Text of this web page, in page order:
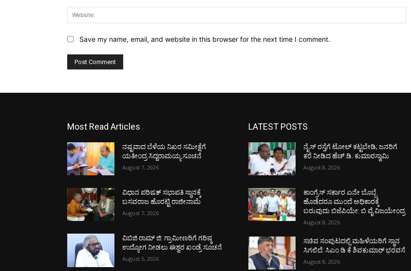
Save my name, email, and website in this browser for the next time I comment.
Most Read Articles
ನಷ್ಟವಾದ ಬೆಳೆಯ ನಿಖರ ಸಮೀಕ್ಷೆಗೆ
ಯತೀಂದ್ರ ಸಿದ್ದರಾಮಯ್ಯ ಸೂಚನೆ
August 7, 2026
ವಿಧಾನ ಪರಿಷತ್ ಸಭಾಪತಿ ಸ್ಥಾನಕ್ಕೆ
ಬಸವರಾಜ ಹೊರಟ್ಟಿ ರಾಜೀನಾಮೆ
August 7, 2026
ವಿಬಿಜಿ ರಾಮ್ ಜಿ: ಗ್ರಾಮೀಣರಿಗೆ ಗರಿಷ್ಠ
ಉದ್ಯೋಗ ನೀಡಲು ಈಶ್ವರ ಖಂಡ್ರೆ ಸೂಚನೆ
August 5, 2026
LATEST POSTS
ನೈಸ್ ರಸ್ತೆಗೆ ಟೋಲ್ ಕಟ್ಟಬೇಡಿ; ಜನರಿಗೆ
ಕರೆ ನೀಡಿದ ಹೆಚ್.ಡಿ. ಕುಮಾರಸ್ವಾಮಿ
August 8, 2026
ಕಾಂಗ್ರೆಸ್ ಸರ್ಕಾರ ಏನೇ ಬೊಬ್ಬೆ
ಹೊಡೆದರೂ ಮುಂದೆ ಅಧಿಕಾರಕ್ಕೆ
ಬರುವುದು ಬಿಜೆಪಿಯೇ: ಬಿ ವೈ ವಿಜಯೇಂದ್ರ
August 8, 2026
ಸಚಿವ ಸಂಪುಟದಲ್ಲಿ ಮಹಿಳೆಯರಿಗೆ ಸ್ಥಾನ
ಸಿಗಲಿದೆ: ಸಿಎಂ ಡಿ ಕೆ ಶಿವಕುಮಾರ್ ಭರವಸೆ
August 8, 2026